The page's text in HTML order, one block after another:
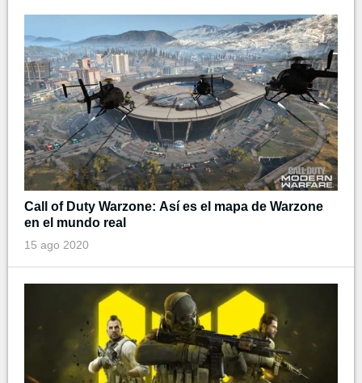
Call of Duty Warzone: Así es el mapa de Warzone
en el mundo real
15 ago 2020